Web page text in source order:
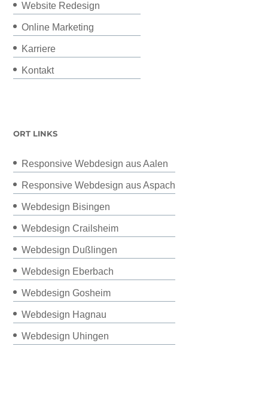
Website Redesign
Online Marketing
Karriere
Kontakt
ORT LINKS
Responsive Webdesign aus Aalen
Responsive Webdesign aus Aspach
Webdesign Bisingen
Webdesign Crailsheim
Webdesign Dußlingen
Webdesign Eberbach
Webdesign Gosheim
Webdesign Hagnau
Webdesign Uhingen